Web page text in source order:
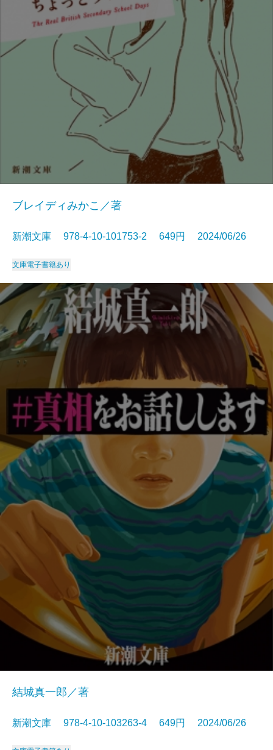
ブレイディみかこ／著
新潮文庫 978-4-10-101753-2 649円 2024/06/26
文庫電子書籍あり
結城真一郎／著
新潮文庫 978-4-10-103263-4 649円 2024/06/26